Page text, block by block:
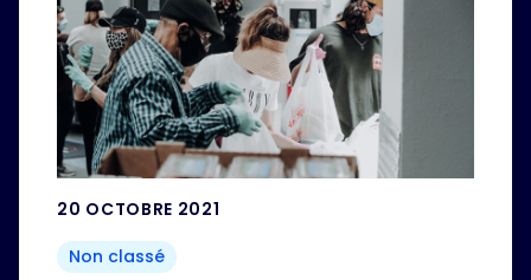
20 OCTOBRE 2021
Non classé